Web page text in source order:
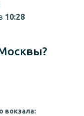
10:28
вокзала: